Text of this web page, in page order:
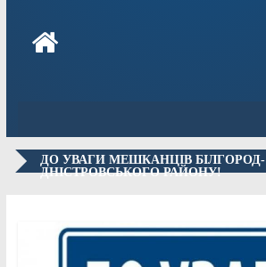
ДО УВАГИ МЕШКАНЦІВ БІЛГОРОД-
ДНІСТРОВСЬКОГО РАЙОНУ!